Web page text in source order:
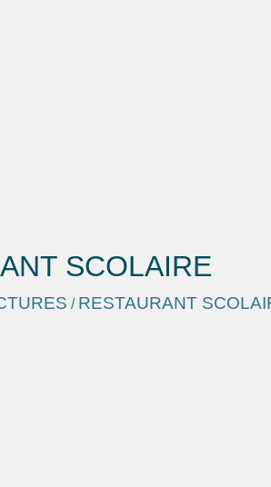
SCOLAIRE
/ RESTAURANT